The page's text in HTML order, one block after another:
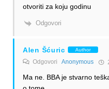
otvoriti za koju godinu
Odgovori
Alen Šćuric Author
Odgovori Anonymous
Ma ne. BBA je stvarno